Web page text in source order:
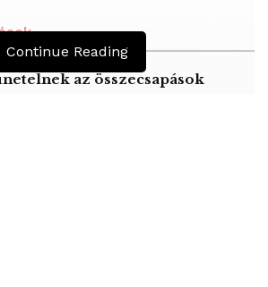
az összecsapások
Continue Reading